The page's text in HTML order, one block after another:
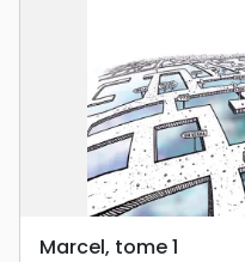
Marcel, tome 1